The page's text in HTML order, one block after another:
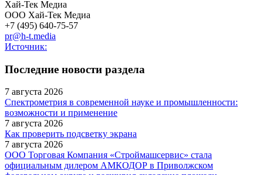
Хай-Тек Медиа
ООО Хай-Тек Медиа
+7 (495) 640-75-57
pr@h-t.media
Источник:
Последние новости раздела
7 августа 2026
Спектрометрия в современной науке и промышленности:
возможности и применение
7 августа 2026
Как проверить подсветку экрана
7 августа 2026
ООО Торговая Компания «Строймашсервис» стала
официальным дилером АМКОДОР в Приволжском